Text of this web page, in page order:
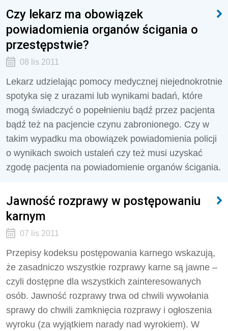
Czy lekarz ma obowiązek
powiadomienia organów ścigania o
przestępstwie?
08 lis 2011
Lekarz udzielając pomocy medycznej niejednokrotnie
spotyka się z urazami lub wynikami badań, które
mogą świadczyć o popełnieniu bądź przez pacjenta
bądź też na pacjencie czynu zabronionego. Czy w
takim wypadku ma obowiązek powiadomienia policji
o wynikach swoich ustaleń czy też musi uzyskać
zgodę pacjenta na powiadomienie organów ścigania.
Jawność rozprawy w postępowaniu
karnym
07 lis 2011
Przepisy kodeksu postępowania karnego wskazują,
że zasadniczo wszystkie rozprawy karne są jawne –
czyli dostępne dla wszystkich zainteresowanych
osób. Jawność rozprawy trwa od chwili wywołania
sprawy do chwili zamknięcia rozprawy i ogłoszenia
wyroku (za wyjątkiem narady nad wyrokiem). W